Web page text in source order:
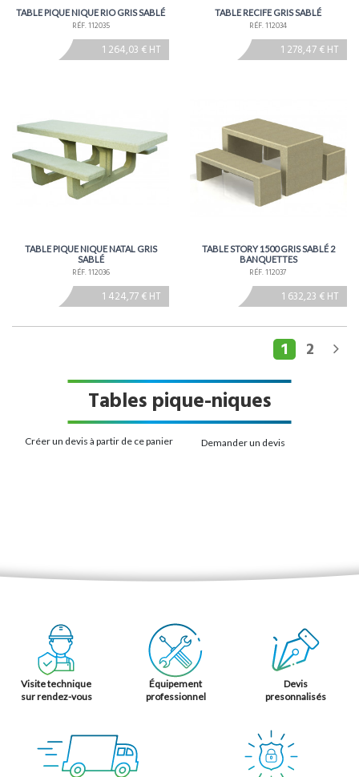
TABLE PIQUE NIQUE RIO GRIS SABLÉ
RÉF. 112035
1 264,03 € HT
TABLE RECIFE GRIS SABLÉ
RÉF. 112034
1 278,47 € HT
TABLE PIQUE NIQUE NATAL GRIS
SABLÉ
RÉF. 112036
1 424,77 € HT
TABLE STORY 1500 GRIS SABLÉ 2
BANQUETTES
RÉF. 112037
1 632,23 € HT
1 2
Tables pique-niques
Créer un devis à partir de ce panier Demander un devis
Visite technique
sur rendez-vous
Équipement
professionnel
Devis
presonnalisés